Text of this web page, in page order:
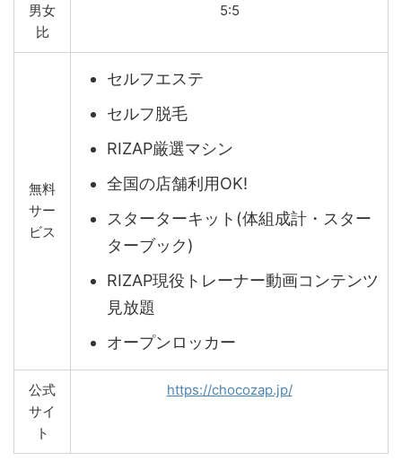
男女
比
5:5
無料
サー
ビス
セルフエステ
セルフ脱毛
RIZAP厳選マシン
全国の店舗利用OK!
スターターキット(体組成計・スター
ターブック)
RIZAP現役トレーナー動画コンテンツ
見放題
オープンロッカー
公式
サイ
ト
https://chocozap.jp/